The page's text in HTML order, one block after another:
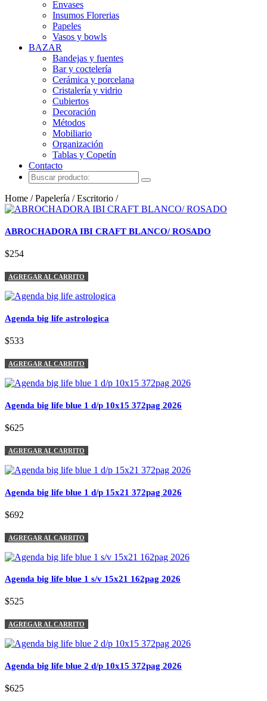
Envases
Insumos Florerias
Papeles
Vasos y bowls
BAZAR
Bandejas y fuentes
Bar y coctelería
Cerámica y porcelana
Cristalería y vidrio
Cubiertos
Decoración
Métodos
Mobiliario
Organización
Tablas y Copetín
Contacto
Home / Papelería / Escritorio /
ABROCHADORA IBI CRAFT BLANCO/ ROSADO
$254
AGREGAR AL CARRITO
Agenda big life astrologica
$533
AGREGAR AL CARRITO
Agenda big life blue 1 d/p 10x15 372pag 2026
$625
AGREGAR AL CARRITO
Agenda big life blue 1 d/p 15x21 372pag 2026
$692
AGREGAR AL CARRITO
Agenda big life blue 1 s/v 15x21 162pag 2026
$525
AGREGAR AL CARRITO
Agenda big life blue 2 d/p 10x15 372pag 2026
$625